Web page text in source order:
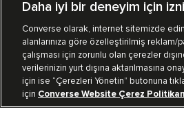
TR | TUR
Daha iyi bir deneyim için
Converse olarak, internet sitemizde
alanlarınıza göre özelleştirilmiş
çalışması için zorunlu olan çerezler
verilerinizin yurt dışına aktarılmasına
için ise “Çerezleri Yönetin” butonuna
için Converse Website Çerez